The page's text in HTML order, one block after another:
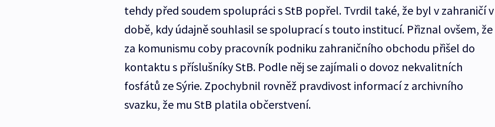
tehdy před soudem spolupráci s StB popřel. Tvrdil také, že byl v zahraničí v
době, kdy údajně souhlasil se spoluprací s touto institucí. Přiznal ovšem, že
za komunismu coby pracovník podniku zahraničního obchodu přišel do
kontaktu s příslušníky StB. Podle něj se zajímali o dovoz nekvalitních
fosfátů ze Sýrie. Zpochybnil rovněž pravdivost informací z archivního
svazku, že mu StB platila občerstvení.